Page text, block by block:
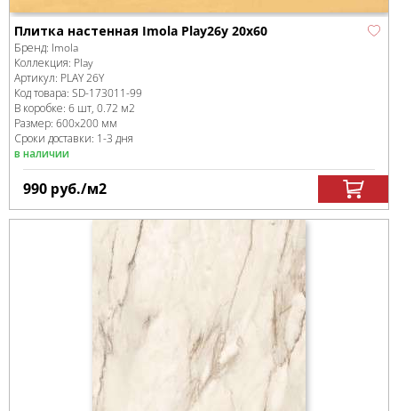
Плитка настенная Imola Play26y 20x60
Бренд: Imola
Коллекция: Play
Артикул: PLAY 26Y
Код товара: SD-173011-99
В коробке: 6 шт, 0.72 м2
Размер: 600x200 мм
Сроки доставки: 1-3 дня
в наличии
990 руб./м2